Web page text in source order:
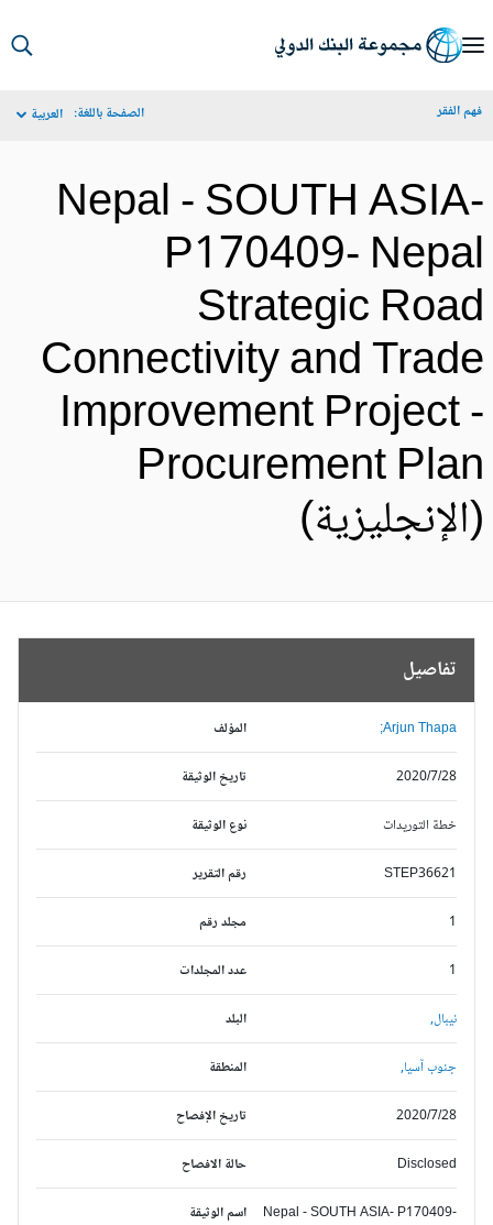
الفقر الصفحة باللغة: العربية
Nepal - SOUTH
P170409-
Strategic
Connectivity and
Improvement Project
Procurement
تفاصيل
المؤلف Arjun Thapa;
تاريخ الوثيقة 2020/7/28
نوع الوثيقة خطة التوريدات
رقم التقرير STEP36621
مجلد رقم
عدد المجلدات
البلد نيبال,
المنطقة جنوب آسيا,
تاريخ الإفصاح 2020/7/28
حالة الافصاح Disclosed
اسم الوثيقة
Nepal - SOUTH ASIA- P170409-